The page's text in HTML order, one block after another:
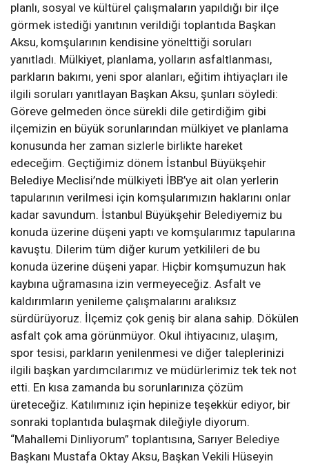
planlı, sosyal ve kültürel çalışmaların yapıldığı bir ilçe
görmek istediği yanıtının verildiği toplantıda Başkan
Aksu, komşularının kendisine yönelttiği soruları
yanıtladı. Mülkiyet, planlama, yolların asfaltlanması,
parkların bakımı, yeni spor alanları, eğitim ihtiyaçları ile
ilgili soruları yanıtlayan Başkan Aksu, şunları söyledi:
Göreve gelmeden önce sürekli dile getirdiğim gibi
ilçemizin en büyük sorunlarından mülkiyet ve planlama
konusunda her zaman sizlerle birlikte hareket
edeceğim. Geçtiğimiz dönem İstanbul Büyükşehir
Belediye Meclisi’nde mülkiyeti İBB’ye ait olan yerlerin
tapularının verilmesi için komşularımızın haklarını onlar
kadar savundum. İstanbul Büyükşehir Belediyemiz bu
konuda üzerine düşeni yaptı ve komşularımız tapularına
kavuştu. Dilerim tüm diğer kurum yetkilileri de bu
konuda üzerine düşeni yapar. Hiçbir komşumuzun hak
kaybına uğramasına izin vermeyeceğiz. Asfalt ve
kaldırımların yenileme çalışmalarını aralıksız
sürdürüyoruz. İlçemiz çok geniş bir alana sahip. Dökülen
asfalt çok ama görünmüyor. Okul ihtiyacınız, ulaşım,
spor tesisi, parkların yenilenmesi ve diğer taleplerinizi
ilgili başkan yardımcılarımız ve müdürlerimiz tek tek not
etti. En kısa zamanda bu sorunlarınıza çözüm
üreteceğiz. Katılımınız için hepinize teşekkür ediyor, bir
sonraki toplantıda bulaşmak dileğiyle diyorum.
“Mahallemi Dinliyorum” toplantısına, Sarıyer Belediye
Başkanı Mustafa Oktay Aksu, Başkan Vekili Hüseyin